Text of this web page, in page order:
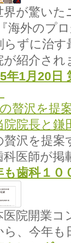
界が驚い
海外のプ
らずに治
が紹介され
年1月20日
贅沢を提案
科医師が掲
も歯科１０
医院開業
ら、今年も